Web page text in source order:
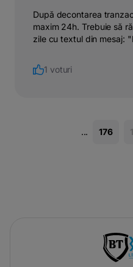
După decontarea
maxim 24h. Trebuie să
zile cu textul din mesaj:
1 voturi
... 176